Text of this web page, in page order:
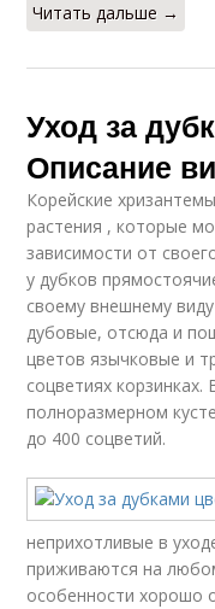
Читать дальше →
Уход за
Описание
Корейские
растения , которые
зависимости от
у дубков
своему внешнему
дубовые, отсюда и
цветов язычковые и
соцветиях
полноразмерном
до 400 соцветий.
неприхотливые в
приживаются на
особенности хорошо